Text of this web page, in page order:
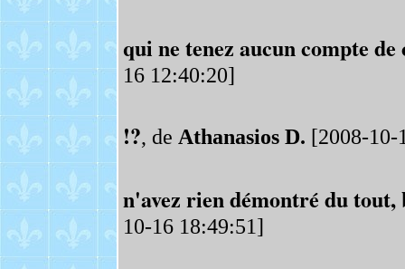
qui ne tenez aucun compte
16 12:40:20]
!?, de Athanasios D. [2008-10-
n'avez rien démontré du
10-16 18:49:51]